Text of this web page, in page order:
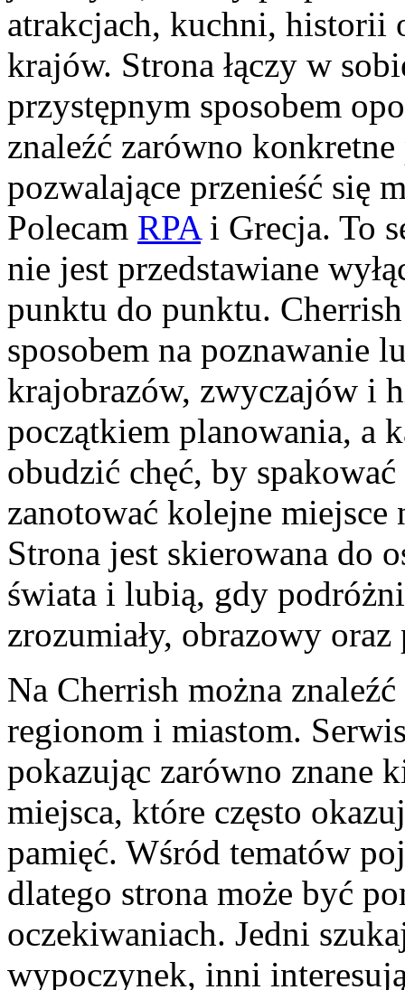
atrakcjach, kuchni, historii
krajów. Strona łączy w
przystępnym sposobem
znaleźć zarówno
pozwalające przenieść się
Polecam RPAi Grecja. To
nie jest przedstawiane
punktu do punktu.
sposobem na poznawanie
krajobrazów, zwyczajów i
początkiem planowania, a
obudzić chęć, by
zanotować kolejne
Strona jest skierowana do
świata i lubią, gdy
zrozumiały, obrazowy
Na Cherrish można
regionom i miastom.
pokazując zarówno znane
miejsca, które często
pamięć. Wśród tematów
dlatego strona może być
oczekiwaniach. Jedni
wypoczynek, inni